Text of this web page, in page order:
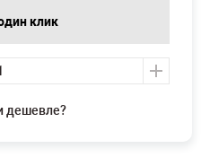
дешевле?
клик